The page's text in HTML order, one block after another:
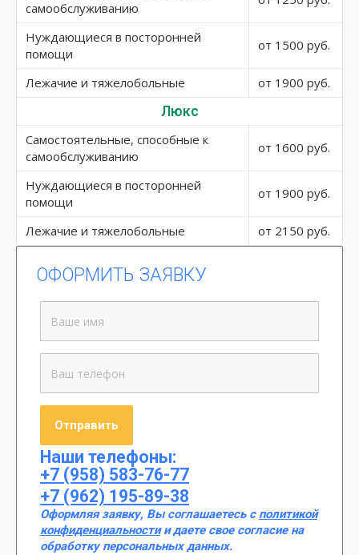
самообслуживанию
Нуждающиеся в посторонней
помощи
от 1500 руб.
Лежачие и тяжелобольные от 1900 руб.
Люкс
Самостоятельные, способные к
самообслуживанию
от 1600 руб.
Нуждающиеся в посторонней
помощи
от 1900 руб.
Лежачие и тяжелобольные от 2150 руб.
ОФОРМИТЬ ЗАЯВКУ
Наши телефоны:
+7 (958) 583-76-77
+7 (962) 195-89-38
Оформляя заявку, Вы соглашаетесь с политикой
конфиденциальностии даете свое согласие на
обработку персональных данных.